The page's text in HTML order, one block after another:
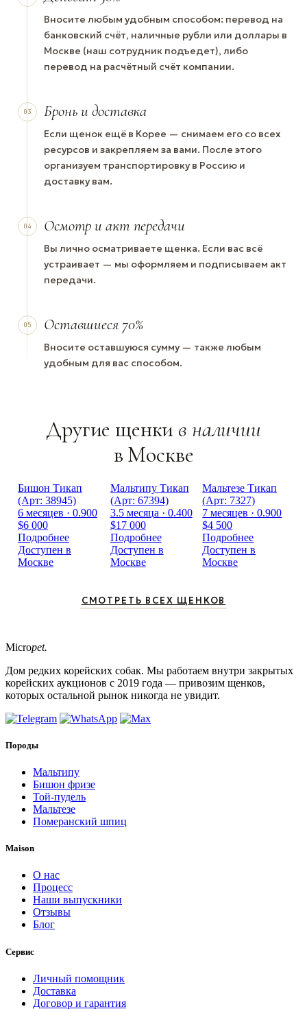
Вносите любым удобным способом: перевод на
банковский счёт, наличные рубли или доллары в
Москве (наш сотрудник подъедет), либо
перевод на расчётный счёт компании.
03 Бронь и доставка
Если щенок ещё в Корее — снимаем его со всех
ресурсов и закрепляем за вами. После этого
организуем транспортировку в Россию и
доставку вам.
04 Осмотр и акт передачи
Вы лично осматриваете щенка. Если вас всё
устраивает — мы оформляем и подписываем акт
передачи.
05 Оставшиеся 70%
Вносите оставшуюся сумму — также любым
удобным для вас способом.
Другие щенки в наличии
в Москве
Бишон Тикап
(Арт: 38945)
6 месяцев · 0.900
$6 000
Подробнее
Доступен в
Москве
Мальтипу Тикап
(Арт: 67394)
3.5 месяца · 0.400
$17 000
Подробнее
Доступен в
Москве
Мальтезе Тикап
(Арт: 7327)
7 месяцев · 0.900
$4 500
Подробнее
Доступен в
Москве
СМОТРЕТЬ ВСЕХ ЩЕНКОВ
Micropet.
Дом редких корейских собак. Мы работаем внутри закрытых
корейских аукционов с 2019 года — привозим щенков,
которых остальной рынок никогда не увидит.
Породы
Мальтипу
Бишон фризе
Той-пудель
Мальтезе
Померанский шпиц
Maison
О нас
Процесс
Наши выпускники
Отзывы
Блог
Сервис
Личный помощник
Доставка
Договор и гарантия